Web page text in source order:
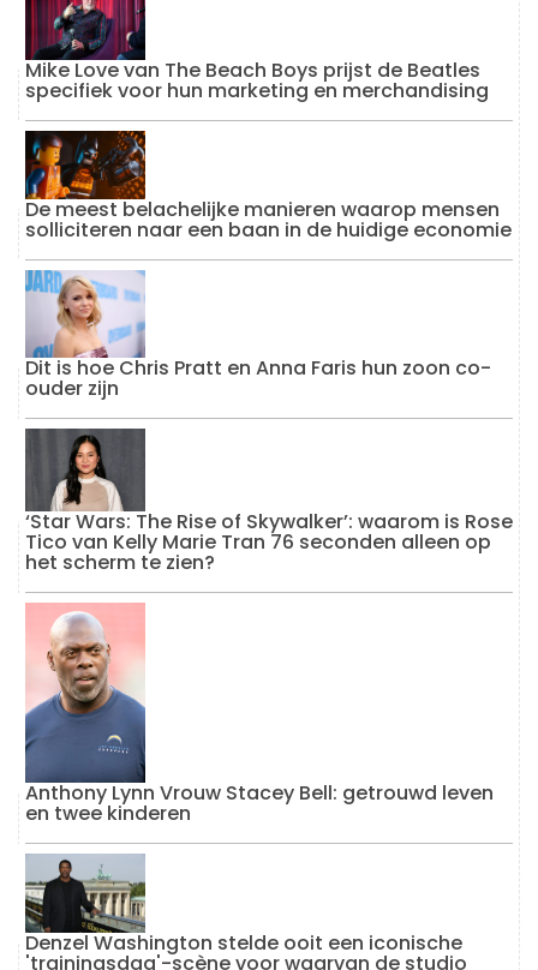
Mike Love van The Beach Boys prijst de Beatles
specifiek voor hun marketing en merchandising
De meest belachelijke manieren waarop mensen
solliciteren naar een baan in de huidige economie
Dit is hoe Chris Pratt en Anna Faris hun zoon co-
ouder zijn
‘Star Wars: The Rise of Skywalker’: waarom is Rose
Tico van Kelly Marie Tran 76 seconden alleen op
het scherm te zien?
Anthony Lynn Vrouw Stacey Bell: getrouwd leven
en twee kinderen
Denzel Washington stelde ooit een iconische
'trainingsdag'-scène voor waarvan de studio